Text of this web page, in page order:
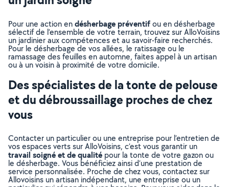
Pour une action endésherbage préventifou en désherbage
sélectif de l’ensemble de votre terrain, trouvez sur AlloVoisins
un jardinier aux compétences et au savoir-faire recherchés.
Pour le désherbage de vos allées, le ratissage ou le
ramassage des feuilles en automne, faites appel à un artisan
ou à un voisin à proximité de votre domicile.
Des spécialistes de la tonte de pelouse
et du débroussaillage proches de chez
vous
Contacter un particulier ou une entreprise pour l’entretien de
vos espaces verts sur AlloVoisins, c’est vous garantir un
travail soigné et de qualité pour la tonte de votre gazon ou
le désherbage. Vous bénéficiez ainsi d’une prestation de
service personnalisée. Proche de chez vous, contactez sur
Allovoisins un artisan indépendant, une entreprise ou un